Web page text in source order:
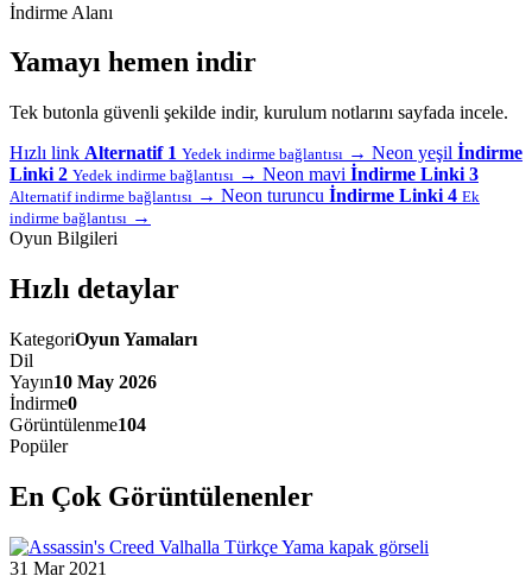
İndirme Alanı
Yamayı hemen indir
Tek butonla güvenli şekilde indir, kurulum notlarını sayfada incele.
Hızlı link Alternatif 1 Yedek indirme bağlantısı → Neon yeşil İndirme
Linki 2 Yedek indirme bağlantısı → Neon mavi İndirme Linki 3
Alternatif indirme bağlantısı → Neon turuncu İndirme Linki 4 Ek
indirme bağlantısı →
Oyun Bilgileri
Hızlı detaylar
KategoriOyun Yamaları
Dil
Yayın10 May 2026
İndirme0
Görüntülenme104
Popüler
En Çok Görüntülenenler
31 Mar 2021